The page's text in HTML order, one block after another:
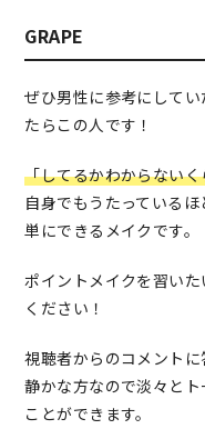
GRAPE
ぜひ男性に参考にして
たらこの人です！
「してるかわからない
自身でもうたっている
単にできるメイクです。
ポイントメイクを習い
ください！
視聴者からのコメントに
静かな方なので淡々と
ことができます。